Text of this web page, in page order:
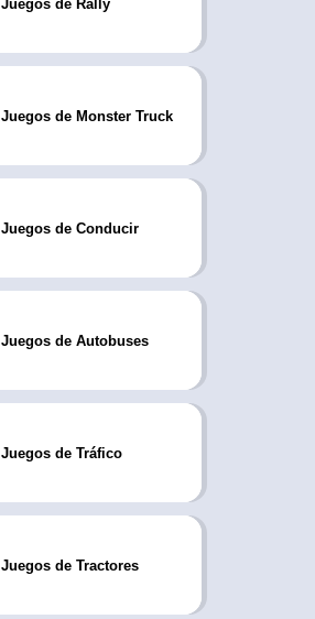
Juegos de Rally
Juegos de Monster Truck
Juegos de Conducir
Juegos de Autobuses
Juegos de Tráfico
Juegos de Tractores